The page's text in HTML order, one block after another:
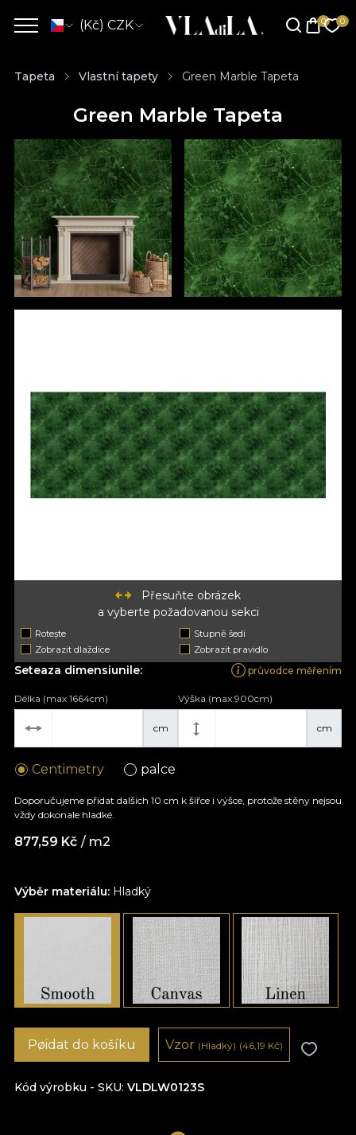
(Kč) CZK
Tapeta Vlastní tapety Green Marble Tapeta
Green Marble Tapeta
Přesuňte obrázek
a vyberte požadovanou sekci
Rotește
Stupně šedi
Zobrazit dlaždice
Zobrazit pravidlo
Výběr materiálu: Hladký
Seteaza dimensiunile: průvodce měřením
cm
Délka (max 1664cm)
cm
Výška (max 900cm)
Centimetry palce
Doporučujeme přidat dalších 10 cm k šířce i výšce, protože stěny nejsou
vždy dokonale hladké.
877,59 Kč / m2
Kód výrobku - SKU VLDLW0123S
Pøidat do košíku Vzor (Hladký) (46,19 Kč)